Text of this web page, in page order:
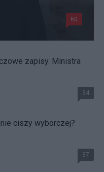
60
zapisy. Ministra
34
ciszy wyborczej?
37